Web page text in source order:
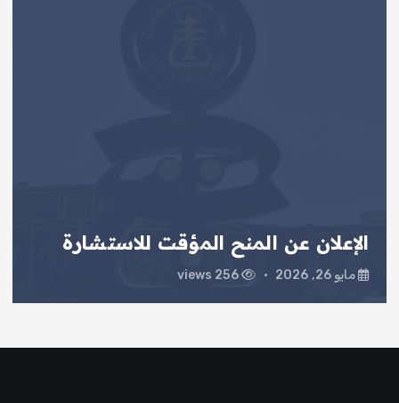
ل
م
ق
ا
الإعلان عن المنح المؤقت للاستشارة
مايو 26, 2026 256 views